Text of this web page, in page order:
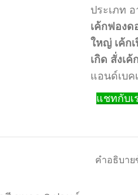
ประเภท
เค้กฟองด
ใหญ่ เค้ก
เกิด สั่งเค้
แอนด์เบค
แชทกับเ
คำอธิบาย